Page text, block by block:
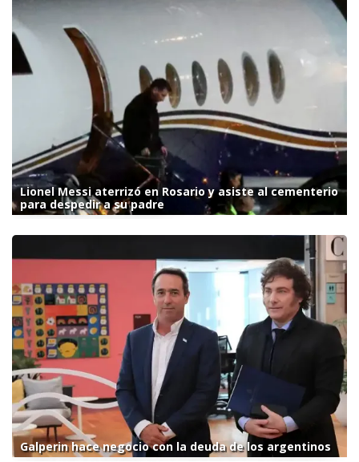
Lionel Messi aterrizó en Rosario y asiste al cementerio
para despedir a su padre
Galperin hace negocio con la deuda de los argentinos